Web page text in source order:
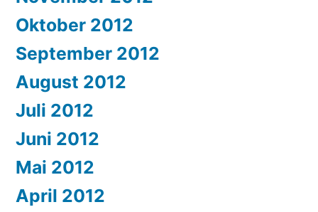
Oktober 2012
September 2012
August 2012
Juli 2012
Juni 2012
Mai 2012
April 2012